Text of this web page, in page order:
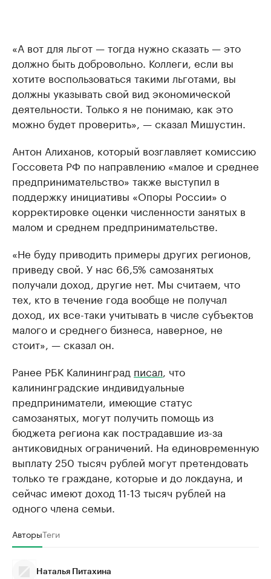
«А вот для льгот — тогда нужно сказать — это
должно быть добровольно. Коллеги, если вы
хотите воспользоваться такими льготами, вы
должны указывать свой вид экономической
деятельности. Только я не понимаю, как это
можно будет проверить», — сказал Мишустин.
Антон Алиханов, который возглавляет комиссию
Госсовета РФ по направлению «малое и среднее
предпринимательство» также выступил в
поддержку инициативы «Опоры России» о
корректировке оценки численности занятых в
малом и среднем предпринимательстве.
«Не буду приводить примеры других регионов,
приведу свой. У нас 66,5% самозанятых
получали доход, другие нет. Мы считаем, что
тех, кто в течение года вообще не получал
доход, их все-таки учитывать в числе субъектов
малого и среднего бизнеса, наверное, не
стоит», — сказал он.
Ранее РБК Калининград писал , что
калининградские индивидуальные
предприниматели, имеющие статус
самозанятых, могут получить помощь из
бюджета региона как пострадавшие из-за
антиковидных ограничений. На единовременную
выплату 250 тысяч рублей могут претендовать
только те граждане, которые и до локдауна, и
сейчас имеют доход 11-13 тысяч рублей на
одного члена семьи.
АвторыТеги
Наталья Питахина